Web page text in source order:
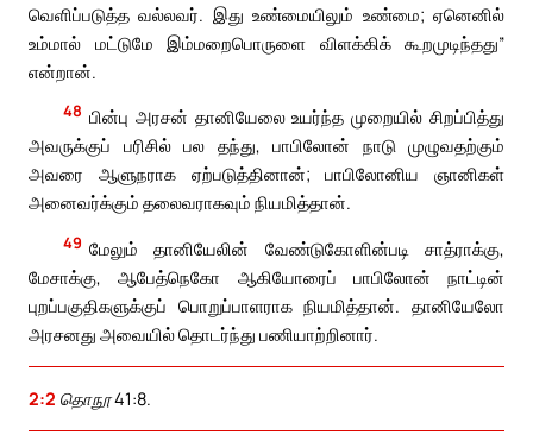
வெளிப்படுத்த வல்லவர். இது உண்மையிலும் உண்மை; ஏனெனில்
உம்மால் மட்டுமே இம்மறைபொருளை விளக்கிக் கூறமுடிந்தது”
என்றான்.
48 பின்பு அரசன் தானியேலை உயர்ந்த முறையில் சிறப்பித்து
அவருக்குப் பரிசில் பல தந்து, பாபிலோன் நாடு முழுவதற்கும்
அவரை ஆளுநராக ஏற்படுத்தினான்; பாபிலோனிய ஞானிகள்
அனைவர்க்கும் தலைவராகவும் நியமித்தான்.
49 மேலும் தானியேலின் வேண்டுகோளின்படி சாத்ராக்கு,
மேசாக்கு, ஆபேத்நெகோ ஆகியோரைப் பாபிலோன் நாட்டின்
புறப்பகுதிகளுக்குப் பொறுப்பாளராக நியமித்தான். தானியேலோ
அரசனது அவையில் தொடர்ந்து பணியாற்றினார்.
2:2 தொநூ 41:8.